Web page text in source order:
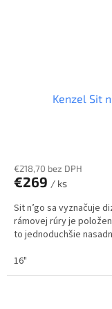
Kenzel Sit
€218,70 bez DPH
€269 / ks
Sit n’go sa vyznačuje
rámovej rúry je
to jednoduchšie
16"